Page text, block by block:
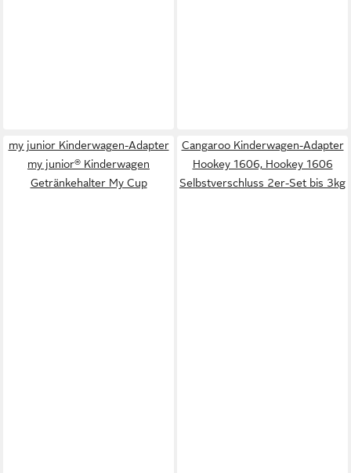
my junior Kinderwagen-Adapter
my junior® Kinderwagen
Getränkehalter My Cup
Cangaroo Kinderwagen-Adapter
Hookey 1606, Hookey 1606
Selbstverschluss 2er-Set bis 3kg